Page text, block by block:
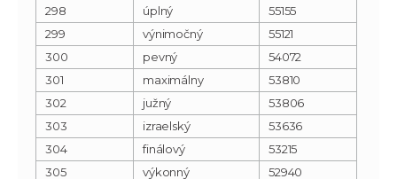
298 úplný
55155
299
výnimočný
55121
300
pevný
54072
301
maximálny
53810
302
južný
53806
303
izraelský
53636
304
finálový
53215
305
výkonný
52940